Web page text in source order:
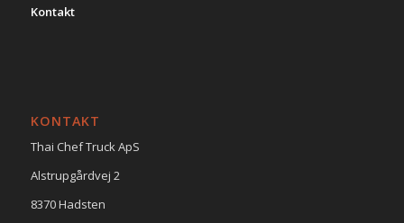
Kontakt
KONTAKT
Thai Chef Truck ApS
Alstrupgårdvej 2
8370 Hadsten